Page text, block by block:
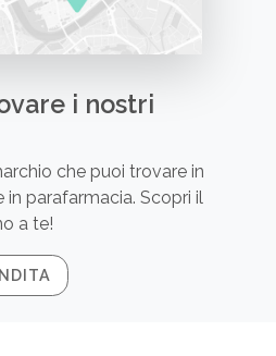
i nostri
che puoi trovare in
in parafarmacia. Scopri il
a te!